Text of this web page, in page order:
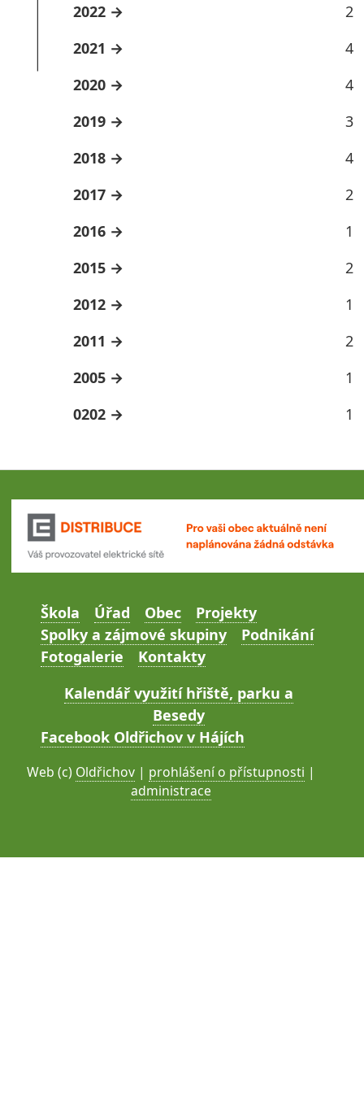
2022
2
2021
4
2020
4
2019
3
2018
4
2017
2
2016
1
2015
2
2012
1
2011
2
2005
1
0202
1
Škola Úřad Obec
Projekty
Spolky a zájmové skupiny
Podnikání
Fotogalerie
Kontakty
Kalendář využití hřiště, parku a
Besedy
Facebook Oldřichov v Hájích
Web (c) Oldřichov | prohlášení o přístupnosti |
administrace